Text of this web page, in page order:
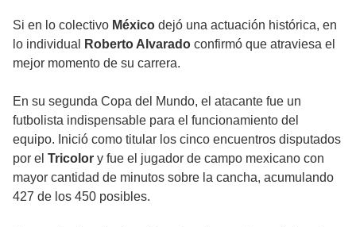
Si en lo colectivo México dejó una actuación histórica, en
lo individual
Roberto Alvarado confirmó que atraviesa el
mejor momento de su carrera.
En su segunda Copa del Mundo, el atacante fue un
futbolista indispensable para el funcionamiento del
equipo. Inició como titular los cinco encuentros disputados
por el Tricolor y fue el jugador de campo mexicano con
mayor cantidad de minutos sobre la cancha, acumulando
427 de los 450 posibles.